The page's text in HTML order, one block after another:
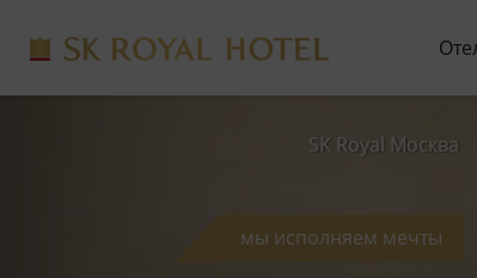
мы исполняем мечты
SK Royal Москва